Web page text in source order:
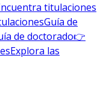
titulaciones
Guía de
de doctorado👉
Explora las